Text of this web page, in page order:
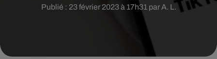
Publié : 23 février 2023 à 17h31 par A. L.